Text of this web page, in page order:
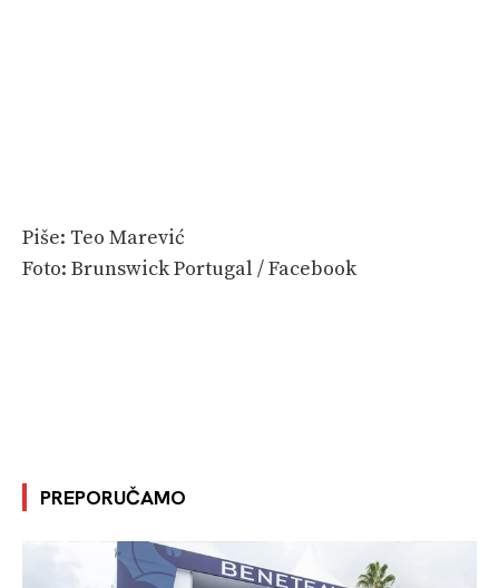
Piše: Teo Marević
Foto: Brunswick Portugal / Facebook
PREPORUČAMO